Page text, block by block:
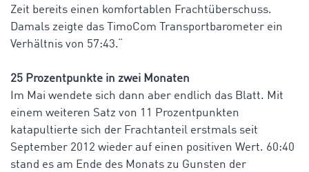
Zeit bereits einen komfortablen Frachtüberschuss.
Damals zeigte das TimoCom Transportbarometer ein
Verhältnis von 57:43.“
25 Prozentpunkte in zwei Monaten
Im Mai wendete sich dann aber endlich das Blatt. Mit
einem weiteren Satz von 11 Prozentpunkten
katapultierte sich der Frachtanteil erstmals seit
September 2012 wieder auf einen positiven Wert. 60:40
stand es am Ende des Monats zu Gunsten der